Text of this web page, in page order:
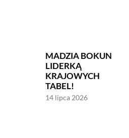
MADZIA BOKUN
LIDERKĄ
KRAJOWYCH
TABEL!
14 lipca 2026